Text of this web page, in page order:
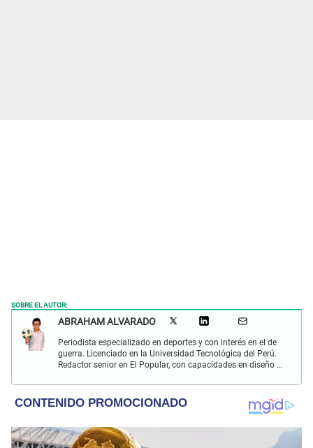
SOBRE EL AUTOR:
ABRAHAM ALVARADO
Periodista especializado en deportes y con interés en el de
guerra. Licenciado en la Universidad Tecnológica del Perú.
Redactor senior en El Popular, con capacidades en diseño y
cultural.